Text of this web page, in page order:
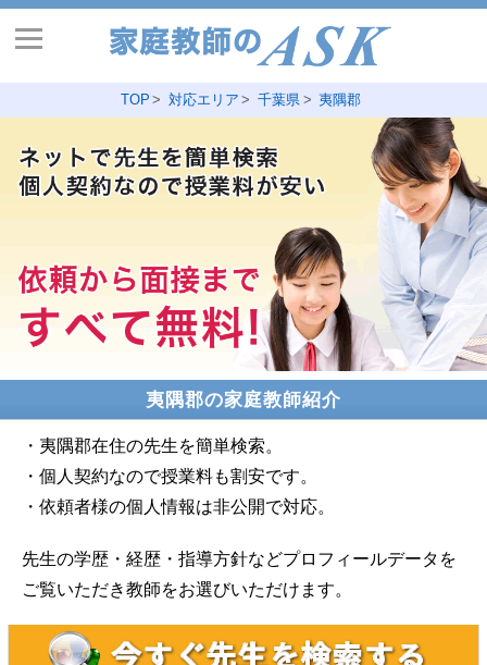
TOP 対応エリア 千葉県 夷隅郡
夷隅郡の家庭教師紹介
・夷隅郡在住の先生を簡単検索。
・個人契約なので授業料も割安です。
・依頼者様の個人情報は非公開で対応。
先生の学歴・経歴・指導方針などプロフィールデータを
ご覧いただき教師をお選びいただけます。